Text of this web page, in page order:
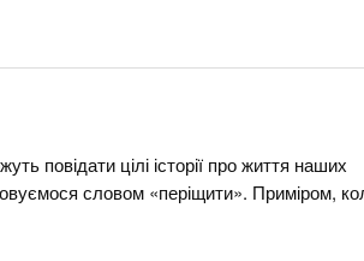
повідати цілі історії про життя наших
словом «періщити». Приміром,